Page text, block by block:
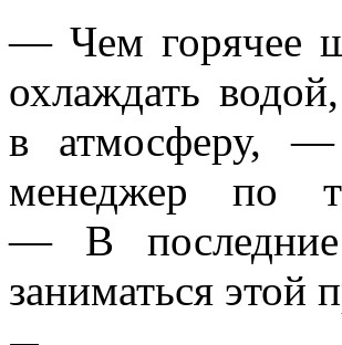
— Чем горячее
охлаждать
в атмосферу, —
менеджер по
— В последние
заниматься этой